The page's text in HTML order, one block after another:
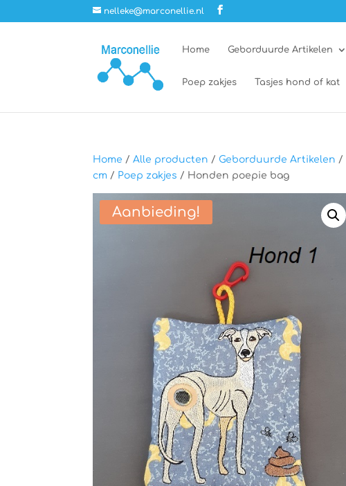
nelleke@marconellie.nl
Home Geborduurde Artikelen
Poep zakjes Tasjes hond of kat
Home /Alle producten / Geborduurde Artikelen /
cm / Poep zakjes / Honden poepie bag
Aanbieding!